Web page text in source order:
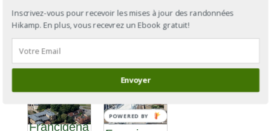
Via
Francigena
Via
Inscrivez-vous pour recevoir les mises à jour des randonnées
Hikamp. En plus, vous recevrez un Ebook gratuit!
Envoyer
POWERED BY